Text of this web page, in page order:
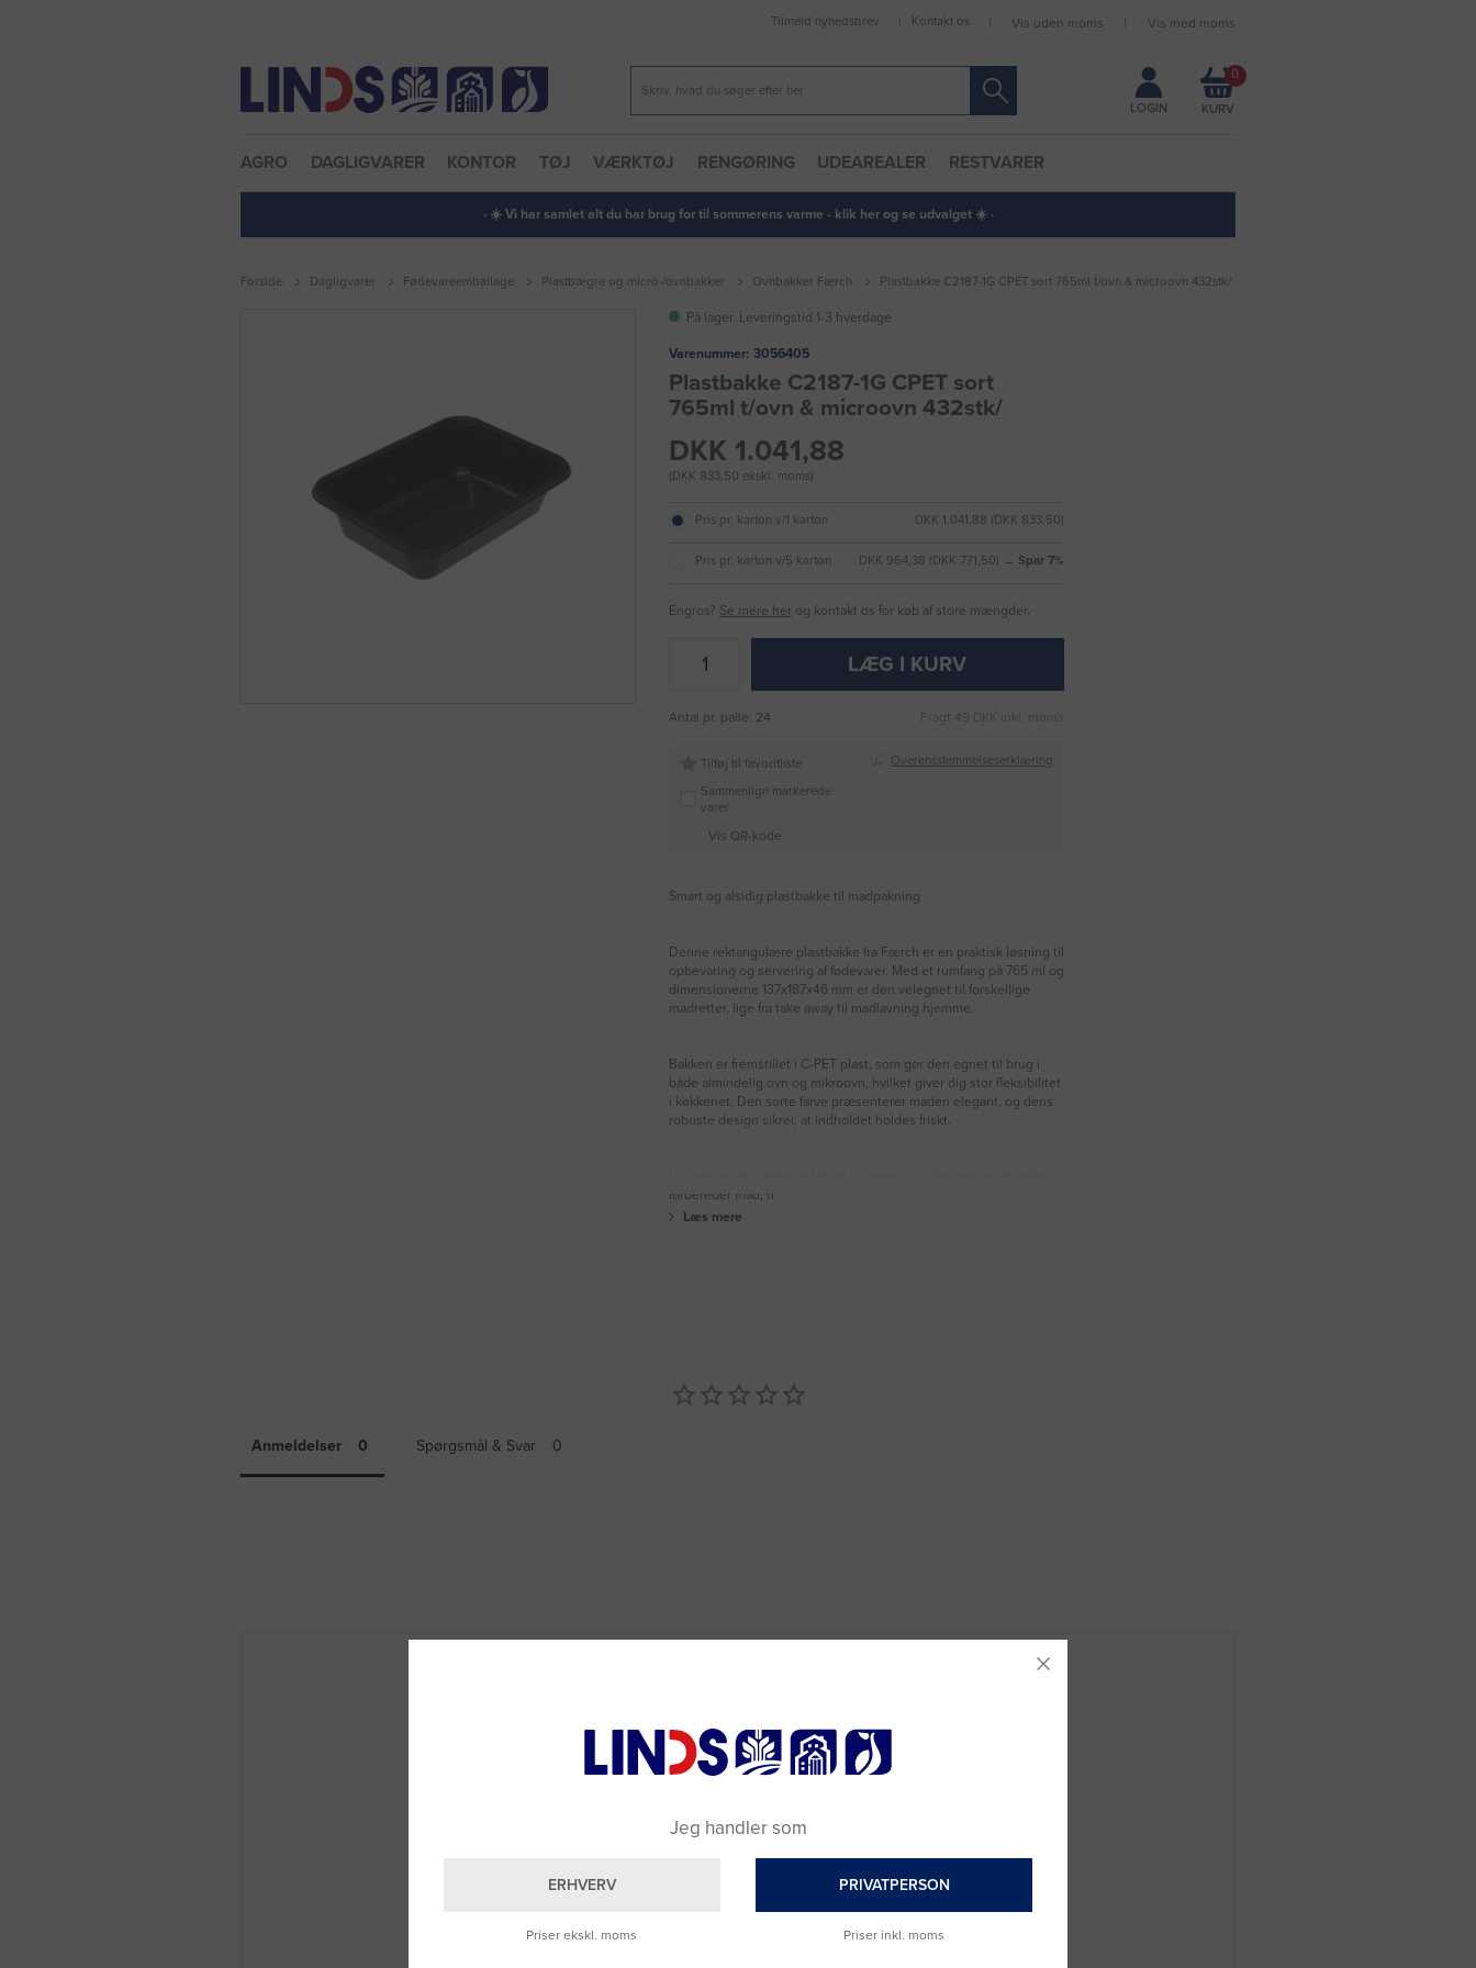
Forbliv logget ind
Tilmeld nyhedsbrev Kontakt os Vis uden moms Vis med moms
LOGIN
0
AGRO DAGLIGVARER KONTOR TØJ VÆRKTØJ RENGØRING UDEAREALER RESTVARER
· ☀️ Vi har samlet alt du har brug for til sommerens varme - klik her og se udvalget ☀️ ·
Forside Dagligvarer Fødevareemballage Plastbægre og micro-/ovnbakker Ovnbakker Færch Plastbakke C2187-1G CPET sort 765ml t/ovn & microovn 432stk/
På lager. Leveringstid 1-3 hverdage
Varenummer: 3056405
Plastbakke C2187-1G CPET sort
765ml t/ovn & microovn 432stk/
DKK 1.041,88
(DKK 833,50 ekskl. moms)
Pris pr. karton v/1 karton DKK 1.041,88 (DKK 833,50)
Pris pr. karton v/5 karton DKK 964,38 (DKK 771,50) → Spar 7%
Engros? Se mere her og kontakt os for køb af store mængder.
LÆG I KURV
Antal pr. palle: 24 Fragt 49 DKK inkl. moms
Tilføj til favoritliste
Sammenlign markerede
varer
Vis QR-kode
Overensstemmelseserklæring
Smart og alsidig plastbakke til madpakning
Denne rektangulære plastbakke fra Færch er en praktisk løsning til
opbevaring og servering af fødevarer. Med et rumfang på 765 ml og
dimensionerne 137x187x46 mm er den velegnet til forskellige
madretter, lige fra take away til madlavning hjemme.
Bakken er fremstillet i C-PET plast, som gør den egnet til brug i
både almindelig ovn og mikroovn, hvilket giver dig stor fleksibilitet
i køkkenet. Den sorte farve præsenterer maden elegant, og dens
robuste design sikrer, at indholdet holdes friskt.
forbereder mad, ti
Læs mere
Anmeldelser Spørgsmål & Svar
Jeg handler som
ERHVERV
Priser ekskl. moms
PRIVATPERSON
Priser inkl. moms